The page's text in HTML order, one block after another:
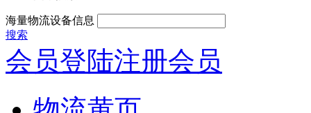
海量物流设备信息
搜索
会员登陆注册会员